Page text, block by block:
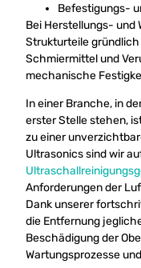
Befestigungs-
Bei Herstellungs- und
Strukturteile gründlich
Schmiermittel und
mechanische
In einer Branche, in
erster Stelle stehen,
zu einer
Ultrasonics sind wir
Anforderungen der
Dank unserer
die Entfernung
Beschädigung der
Wartungsprozesse